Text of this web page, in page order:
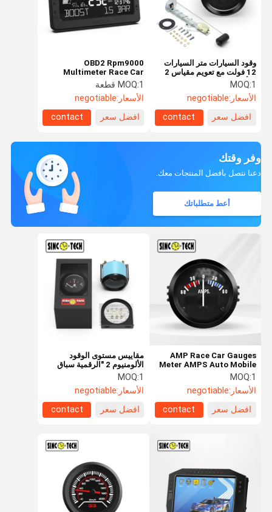
OBD2 Rpm9000
Multimeter Race Car
Do921 Sinco Tech
MOQ:1 قطعة
الأسعار:negotiable
افضل سعر
contact
وقود السيارات متر السيارات
12 فولت مع تعويم مقياس 2
"الألومنيوم السيارات موبايل
MOQ:1
الأسعار:negotiable
افضل سعر
contact
وفر وقتك
دعنا نتصل بأفضل المنتجات معك.
أعط متطلباتك
AMP Race Car Gauges
Meter AMPS Auto Mobile
Sinco Tech 2013BB 12v
Cars
MOQ:1
الأسعار:negotiable
افضل سعر
contact
مقاييس مستوى الوقود
الألومنيوم 2 "الرقمية سباق
السيارات السيارات المتنقلة
12 فولت المركبات متر
MOQ:1
الأسعار:negotiable
افضل سعر
contact